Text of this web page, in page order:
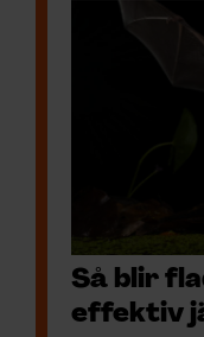
Så blir
effektiv